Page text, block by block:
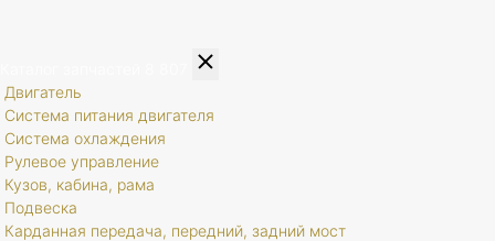
Двигатель
Система питания двигателя
Система охлаждения
Рулевое управление
Кузов, кабина, рама
Подвеска
Карданная передача, передний, задний мост